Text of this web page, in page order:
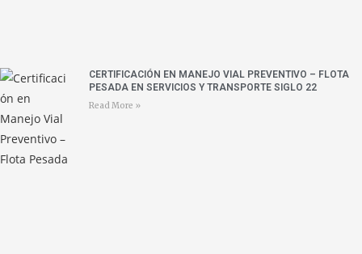
CERTIFICACIÓN EN MANEJO VIAL PREVENTIVO – FLOTA
PESADA EN SERVICIOS Y TRANSPORTE SIGLO 22
Read More »